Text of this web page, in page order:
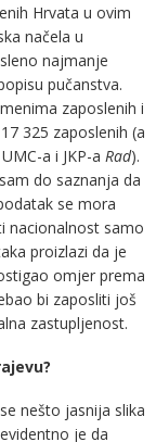
Hrvata u ovim
načela u
najmanje
pučanstva.
zaposlenih i
325 zaposlenih (a
a i JKP-a Rad).
do saznanja da
se mora
nacionalnost samo
proizlazi da je
omjer prema
bi zaposliti još
zastupljenost.
nešto jasnija slika
je da